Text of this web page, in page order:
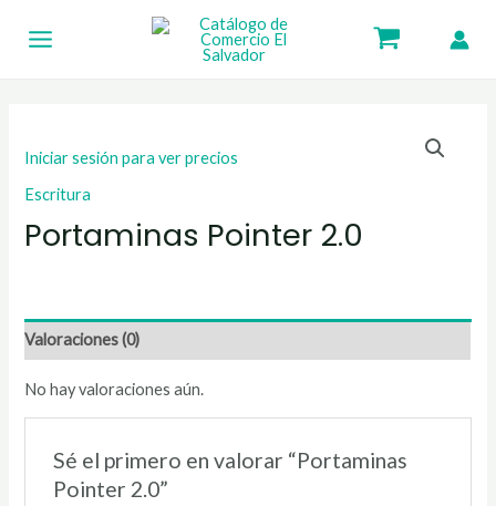
Iniciar sesión para ver precios
Escritura
Portaminas Pointer 2.0
Valoraciones (0)
No hay valoraciones aún.
Sé el primero en valorar “Portaminas
Pointer 2.0”